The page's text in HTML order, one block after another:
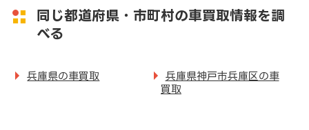
同じ都道府県・市町村の車買取情報を調
べる
兵庫県の車買取
兵庫県神戸市兵庫区の車
買取